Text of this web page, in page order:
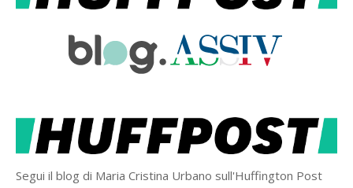
Segui il blog di Maria Cristina Urbano sull'Huffington Post